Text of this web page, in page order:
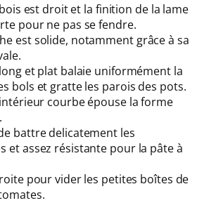
est droit et la finition de la lame
pour ne pas se fendre.
est solide, notamment grâce à sa
et plat balaie uniformément la
bols et gratte les parois des pots.
courbe épouse la forme
battre delicatement les
et assez résistante pour la pâte à
pour vider les petites boîtes de